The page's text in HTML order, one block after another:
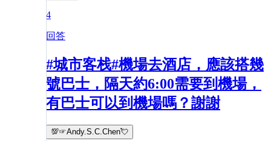
4
回答
#城市客栈#機場去酒店，應該搭幾
號巴士，隔天約6:00需要到機場，
有巴士可以到機場嗎？謝謝
💯☞Andy.S.C.Chen💘